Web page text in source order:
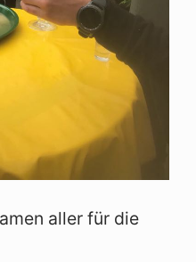
aller für die